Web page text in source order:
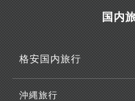
国内
格安国内旅行
沖縄旅行